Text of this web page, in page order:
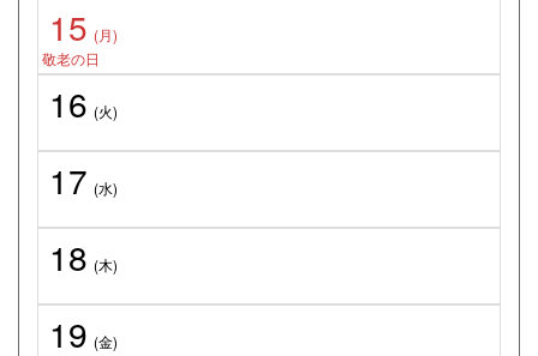
15 (月)
敬老の日
16 (火)
17 (水)
18 (木)
19 (金)